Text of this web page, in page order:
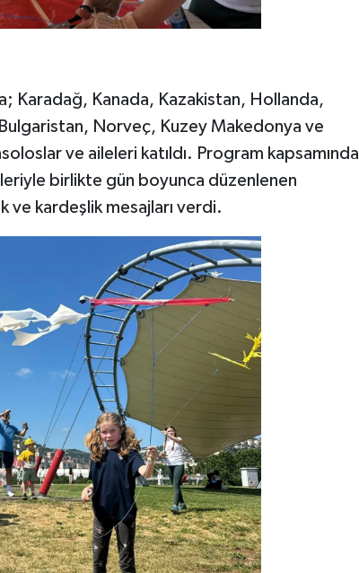
Karadağ, Kanada, Kazakistan, Hollanda,
Norveç, Kuzey Makedonya ve
ve aileleri katıldı. Program kapsamında
birlikte gün boyunca düzenlenen
kardeşlik mesajları verdi.